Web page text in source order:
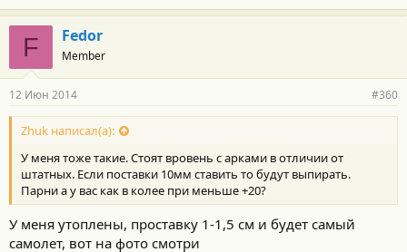
F Fedor
Member
12 Июн 2014 #360
Zhuk написал(а):
У меня тоже такие. Стоят вровень с арками в отличии от
штатных. Если поставки 10мм ставить то будут выпирать.
Парни а у вас как в колее при меньше +20?
У меня утоплены, проставку 1-1,5 см и будет самый
самолет, вот на фото смотри